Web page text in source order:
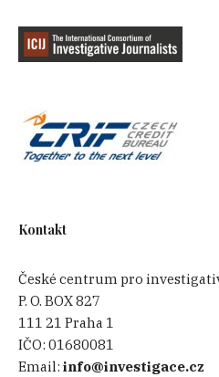
Kontakt
České centrum pro
P. O. BOX 827
111 21 Praha 1
IČO:01680081
Email:info@investigace.cz